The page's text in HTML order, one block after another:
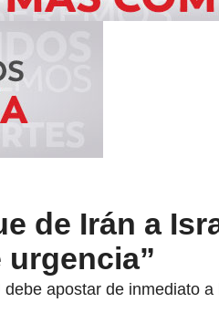
de Irán a
apostar de inmediato a